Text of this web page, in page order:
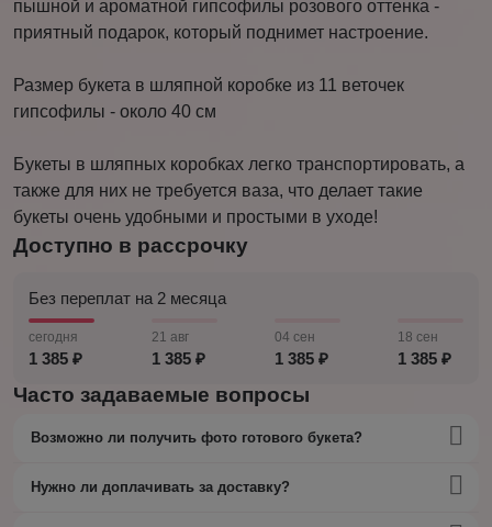
пышной и ароматной гипсофилы розового оттенка -
приятный подарок, который поднимет настроение.
Размер букета в шляпной коробке из 11 веточек
гипсофилы - около 40 см
Букеты в шляпных коробках легко транспортировать, а
также для них не требуется ваза, что делает такие
букеты очень удобными и простыми в уходе!
Доступно в рассрочку
Без переплат на 2 месяца
сегодня
1 385 ₽
21 авг
1 385 ₽
04 сен
1 385 ₽
18 сен
1 385 ₽
Часто задаваемые вопросы
Возможно ли получить фото готового букета?
Нужно ли доплачивать за доставку?